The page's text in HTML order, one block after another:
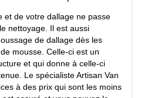
et de votre dallage ne passe
nettoyage. Il est aussi
de dallage dès les
mousse. Celle-ci est un
et qui donne à celle-ci
Le spécialiste Artisan Van
à des prix qui sont les moins